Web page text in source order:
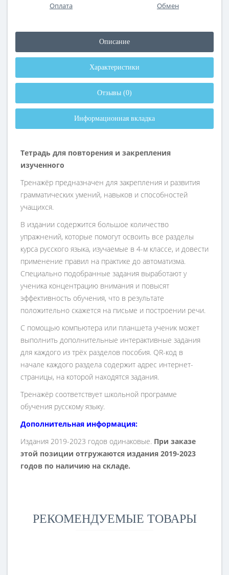
Оплата Обмен
Описание
Характеристики
Отзывы (0)
Информационная вкладка
Тетрадь для повторения и закрепления
изученного
Тренажёр предназначен для закрепления и развития
грамматических умений, навыков и способностей
учащихся.
В издании содержится большое количество
упражнений, которые помогут освоить все разделы
курса русского языка, изучаемые в 4-м классе, и довести
применение правил на практике до автоматизма.
Специально подобранные задания выработают у
ученика концентрацию внимания и повысят
эффективность обучения, что в результате
положительно скажется на письме и построении речи.
С помощью компьютера или планшета ученик может
выполнить дополнительные интерактивные задания
для каждого из трёх разделов пособия. QR-код в
начале каждого раздела содержит адрес интернет-
страницы, на которой находятся задания.
Тренажёр соответствует школьной программе
обучения русскому языку.
Дополнительная информация:
Издания 2019-2023 годов одинаковые. При заказе
этой позиции отгружаются издания 2019-2023
годов по наличию на складе.
РЕКОМЕНДУЕМЫЕ ТОВАРЫ